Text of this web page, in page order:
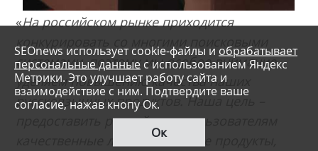
«На российском рынке приходится
системами, поэтому мы особое внимание
уделяем повышению качества наших
русскоязычных продуктов. Наша цель –
предоставить российским пользователям
качественные локализованные продукты,
SEOnews использует cookie-файлы и обрабатывает
персональные данные с использованием Яндекс
Метрики. Это улучшает работу сайта и
взаимодействие с ним. Подтвердите ваше
согласие, нажав кнопу Ок.
Ок